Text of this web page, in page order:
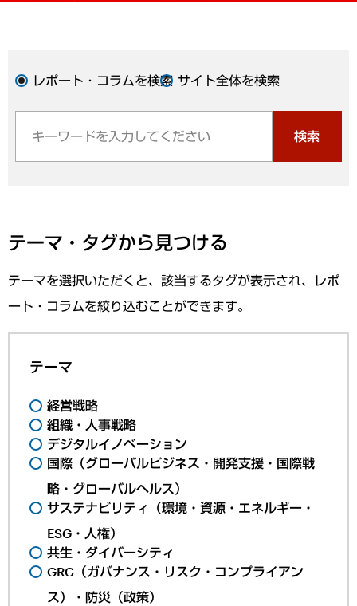
レポート・コラムを検索 サイト全体を検索
検索
テーマ・タグから見つける
テーマを選択いただくと、該当するタグが表示され、レポ
ート・コラムを絞り込むことができます。
テーマ
経営戦略
組織・人事戦略
デジタルイノベーション
国際（グローバルビジネス・開発支援・国際戦
略・グローバルヘルス）
サステナビリティ（環境・資源・エネルギー・
ESG・人権）
共生・ダイバーシティ
GRC（ガバナンス・リスク・コンプライアン
ス）・防災（政策）